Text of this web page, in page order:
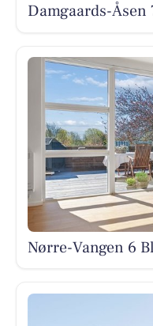
Damgaards-
Nørre-Vangen 6